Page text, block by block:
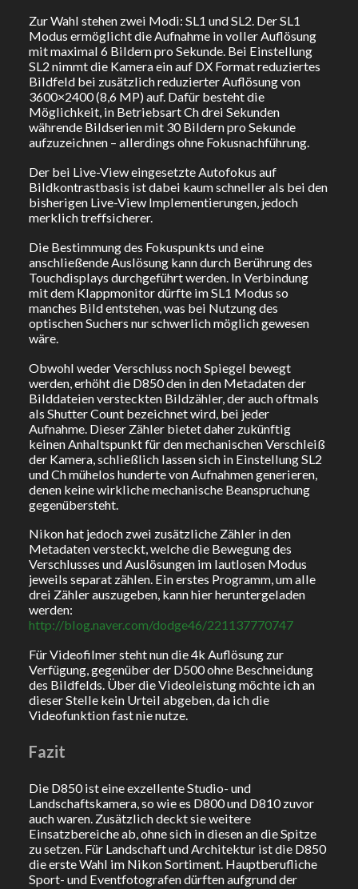
Zur Wahl stehen zwei Modi: SL1 und SL2. Der SL1
Modus ermöglicht die Aufnahme in voller Auflösung
mit maximal 6 Bildern pro Sekunde. Bei Einstellung
SL2 nimmt die Kamera ein auf DX Format reduziertes
Bildfeld bei zusätzlich reduzierter Auflösung von
3600×2400 (8,6 MP) auf. Dafür besteht die
Möglichkeit, in Betriebsart Ch drei Sekunden
währende Bildserien mit 30 Bildern pro Sekunde
aufzuzeichnen – allerdings ohne Fokusnachführung.
Der bei Live-View eingesetzte Autofokus auf
Bildkontrastbasis ist dabei kaum schneller als bei den
bisherigen Live-View Implementierungen, jedoch
merklich treffsicherer.
Die Bestimmung des Fokuspunkts und eine
anschließende Auslösung kann durch Berührung des
Touchdisplays durchgeführt werden. In Verbindung
mit dem Klappmonitor dürfte im SL1 Modus so
manches Bild entstehen, was bei Nutzung des
optischen Suchers nur schwerlich möglich gewesen
wäre.
Obwohl weder Verschluss noch Spiegel bewegt
werden, erhöht die D850 den in den Metadaten der
Bilddateien versteckten Bildzähler, der auch oftmals
als Shutter Count bezeichnet wird, bei jeder
Aufnahme. Dieser Zähler bietet daher zukünftig
keinen Anhaltspunkt für den mechanischen Verschleiß
der Kamera, schließlich lassen sich in Einstellung SL2
und Ch mühelos hunderte von Aufnahmen generieren,
denen keine wirkliche mechanische Beanspruchung
gegenübersteht.
Nikon hat jedoch zwei zusätzliche Zähler in den
Metadaten versteckt, welche die Bewegung des
Verschlusses und Auslösungen im lautlosen Modus
jeweils separat zählen. Ein erstes Programm, um alle
drei Zähler auszugeben, kann hier heruntergeladen
werden:
http://blog.naver.com/dodge46/221137770747
Für Videofilmer steht nun die 4k Auflösung zur
Verfügung, gegenüber der D500 ohne Beschneidung
des Bildfelds. Über die Videoleistung möchte ich an
dieser Stelle kein Urteil abgeben, da ich die
Videofunktion fast nie nutze.
Fazit
Die D850 ist eine exzellente Studio- und
Landschaftskamera, so wie es D800 und D810 zuvor
auch waren. Zusätzlich deckt sie weitere
Einsatzbereiche ab, ohne sich in diesen an die Spitze
zu setzen. Für Landschaft und Architektur ist die D850
die erste Wahl im Nikon Sortiment. Hauptberufliche
Sport- und Eventfotografen dürften aufgrund der